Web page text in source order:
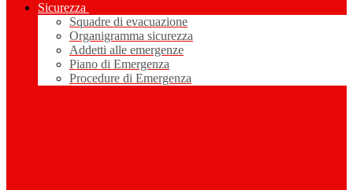
Sicurezza
Squadre di evacuazione
Organigramma sicurezza
Addetti alle emergenze
Piano di Emergenza
Procedure di Emergenza